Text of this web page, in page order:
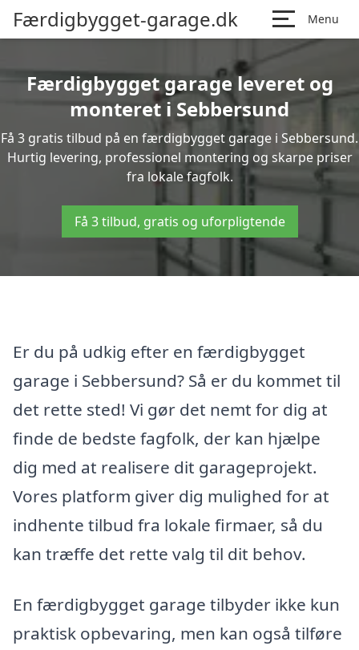
Færdigbygget-garage.dk Menu
Færdigbygget garage leveret og
monteret i Sebbersund
Få 3 gratis tilbud på en færdigbygget garage i Sebbersund.
Hurtig levering, professionel montering og skarpe priser
fra lokale fagfolk.
Få 3 tilbud, gratis og uforpligtende
Er du på udkig efter en færdigbygget
garage i Sebbersund? Så er du kommet til
det rette sted! Vi gør det nemt for dig at
finde de bedste fagfolk, der kan hjælpe
dig med at realisere dit garageprojekt.
Vores platform giver dig mulighed for at
indhente tilbud fra lokale firmaer, så du
kan træffe det rette valg til dit behov.
En færdigbygget garage tilbyder ikke kun
praktisk opbevaring, men kan også tilføre